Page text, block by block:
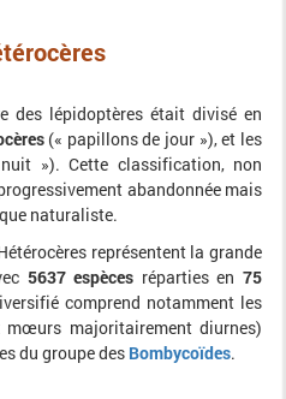
des lépidoptères était divisé en
(« papillons de jour »), et les
»). Cette classification, non
abandonnée mais
naturaliste.
représentent la grande
5637 espèces réparties en 75
comprend notamment les
mœurs majoritairement diurnes)
du groupe des Bombycoïdes.